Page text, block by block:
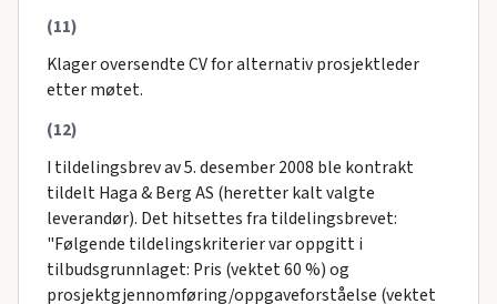
(11)
Klager oversendte CV for alternativ prosjektleder
etter møtet.
(12)
I tildelingsbrev av 5. desember 2008 ble kontrakt
tildelt Haga & Berg AS (heretter kalt valgte
leverandør). Det hitsettes fra tildelingsbrevet:
"Følgende tildelingskriterier var oppgitt i
tilbudsgrunnlaget: Pris (vektet 60 %) og
prosjektgjennomføring/oppgaveforståelse (vektet